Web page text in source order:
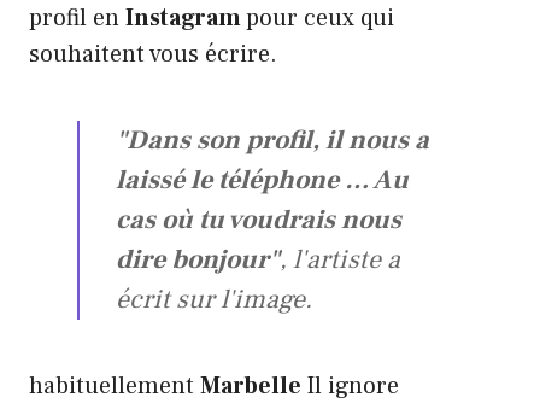
profil enInstagrampour ceux qui
souhaitent vous écrire.
"Dans son profil, il nous a
laissé le téléphone … Au
cas où tu voudrais nous
dire bonjour", l'artiste a
écrit sur l'image.
habituellement Marbelle Il ignore